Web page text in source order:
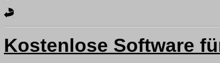
Kostenlose Software